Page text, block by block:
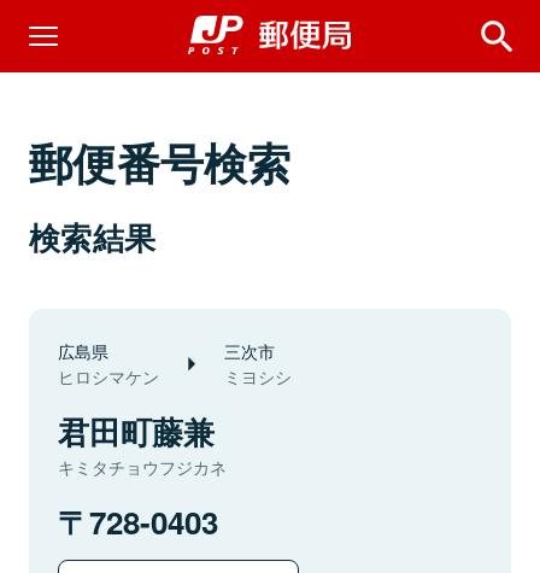
郵便番号検索
検索結果
広島県
ヒロシマケン
三次市
ミヨシシ
君田町藤兼
キミタチョウフジカネ
728-0403